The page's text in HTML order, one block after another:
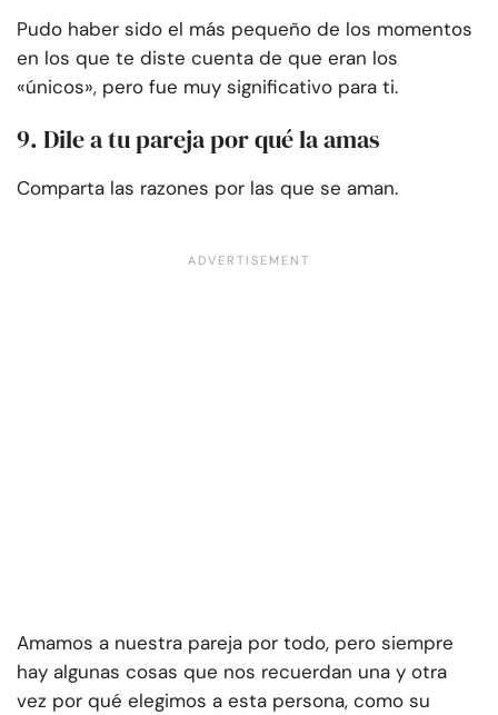
Pudo haber sido el más pequeño de los momentos
en los que te diste cuenta de que eran los
«únicos», pero fue muy significativo para ti.
9. Dile a tu pareja por qué la amas
Comparta las razones por las que se aman.
Amamos a nuestra pareja por todo, pero siempre
hay algunas cosas que nos recuerdan una y otra
vez por qué elegimos a esta persona, como su